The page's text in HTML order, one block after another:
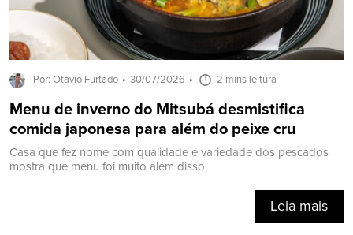
Por: Otavio Furtado 30/07/2026 2 mins leitura
Menu de inverno do Mitsubá desmistifica
comida japonesa para além do peixe cru
Casa que fez nome com qualidade e variedade dos pescados
mostra que menu foi muito além disso
Leia mais